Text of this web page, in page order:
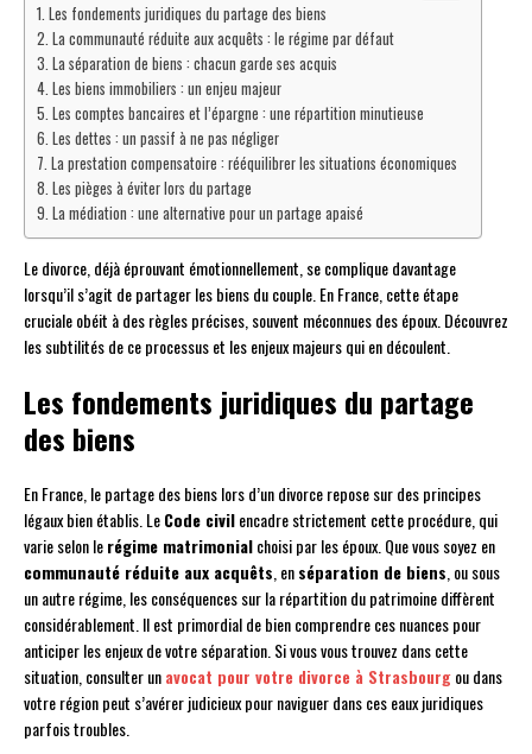
Les fondements juridiques du partage des biens
La communauté réduite aux acquêts : le régime par défaut
La séparation de biens : chacun garde ses acquis
Les biens immobiliers : un enjeu majeur
Les comptes bancaires et l’épargne : une répartition minutieuse
Les dettes : un passif à ne pas négliger
La prestation compensatoire : rééquilibrer les situations économiques
Les pièges à éviter lors du partage
La médiation : une alternative pour un partage apaisé
Le divorce, déjà éprouvant émotionnellement, se complique davantage
lorsqu’il s’agit de partager les biens du couple. En France, cette étape
cruciale obéit à des règles précises, souvent méconnues des époux. Découvrez
les subtilités de ce processus et les enjeux majeurs qui en découlent.
Les fondements juridiques du partage
des biens
En France, le partage des biens lors d’un divorce repose sur des principes
légaux bien établis. LeCode civilencadre strictement cette procédure, qui
varie selon lerégime matrimonialchoisi par les époux. Que vous soyez en
communauté réduite aux acquêts , enséparation de biens , ou sous
un autre régime, les conséquences sur la répartition du patrimoine diffèrent
considérablement. Il est primordial de bien comprendre ces nuances pour
anticiper les enjeux de votre séparation. Si vous vous trouvez dans cette
situation, consulter unavocat pour votre divorce à Strasbourgou dans
votre région peut s’avérer judicieux pour naviguer dans ces eaux juridiques
parfois troubles.